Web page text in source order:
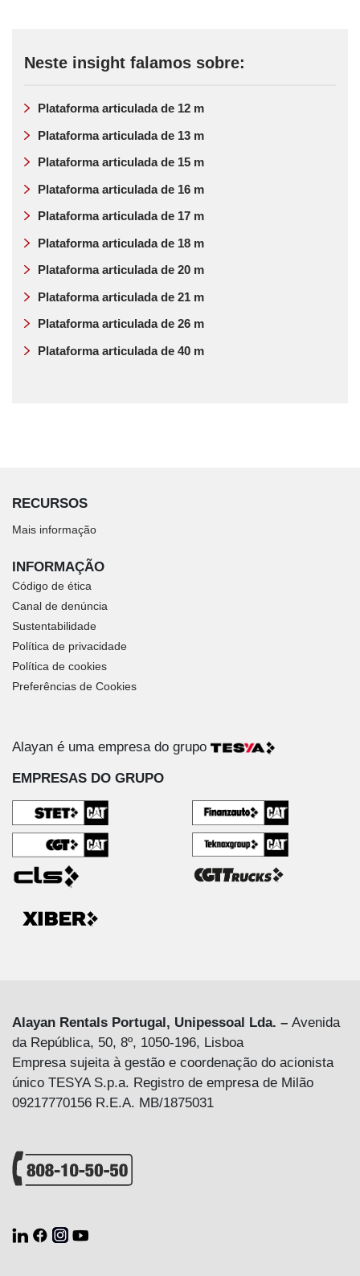
Neste insight falamos sobre:
Plataforma articulada de 12 m
Plataforma articulada de 13 m
Plataforma articulada de 15 m
Plataforma articulada de 16 m
Plataforma articulada de 17 m
Plataforma articulada de 18 m
Plataforma articulada de 20 m
Plataforma articulada de 21 m
Plataforma articulada de 26 m
Plataforma articulada de 40 m
RECURSOS
Mais informação
INFORMAÇÃO
Código de ética
Canal de denúncia
Sustentabilidade
Política de privacidade
Política de cookies
Preferências de Cookies
Alayan é uma empresa do grupo
EMPRESAS DO GRUPO
Alayan Rentals Portugal, Unipessoal Lda. – Avenida
da República, 50, 8º, 1050-196, Lisboa
Empresa sujeita à gestão e coordenação do acionista
único TESYA S.p.a. Registro de empresa de Milão
09217770156 R.E.A. MB/1875031